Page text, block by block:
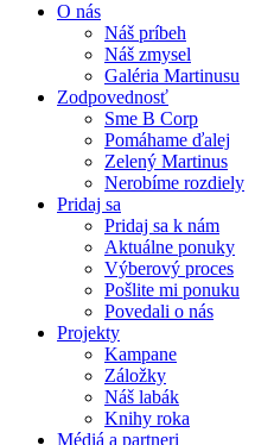
O nás
Náš príbeh
Náš zmysel
Galéria Martinusu
Zodpovednosť
Sme B Corp
Pomáhame ďalej
Zelený Martinus
Nerobíme rozdiely
Pridaj sa
Pridaj sa k nám
Aktuálne ponuky
Výberový proces
Pošlite mi ponuku
Povedali o nás
Projekty
Kampane
Záložky
Náš labák
Knihy roka
Médiá a partneri